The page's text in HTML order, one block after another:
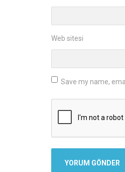
Web sitesi
Save my name,